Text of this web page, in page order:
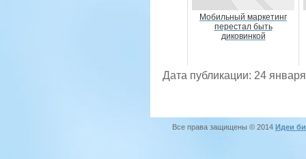
Мобильный маркетинг
перестал быть
диковинкой
Дата публикации: 24
Все права защищены © 2014 Идеи